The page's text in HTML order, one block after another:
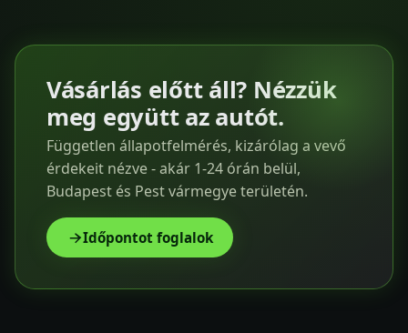
Vásárlás előtt áll? Nézzük
meg együtt az autót.
Független állapotfelmérés, kizárólag a vevő
érdekeit nézve - akár 1-24 órán belül,
Budapest és Pest vármegye területén.
Időpontot foglalok